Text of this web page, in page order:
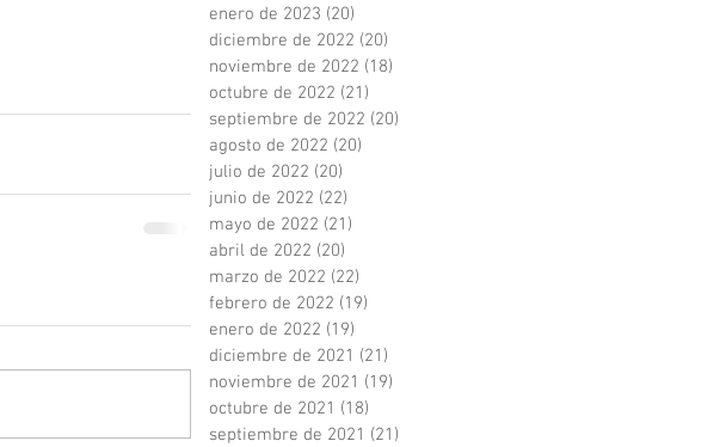
enero de 2023 (20)
diciembre de 2022 (20)
noviembre de 2022 (18)
octubre de 2022 (21)
septiembre de 2022 (20)
agosto de 2022 (20)
julio de 2022 (20)
junio de 2022 (22)
mayo de 2022 (21)
abril de 2022 (20)
marzo de 2022 (22)
febrero de 2022 (19)
enero de 2022 (19)
diciembre de 2021 (21)
noviembre de 2021 (19)
octubre de 2021 (18)
septiembre de 2021 (21)